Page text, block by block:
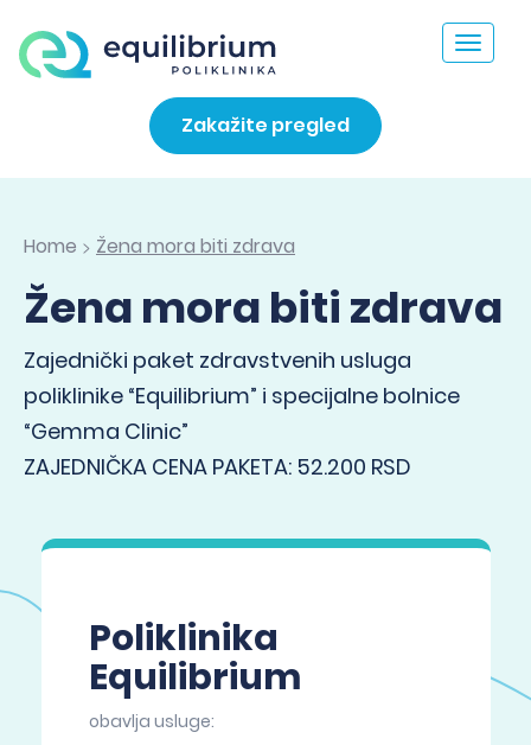
Toggle
Zakažite pregled
Home > Žena mora biti zdrava
Žena mora biti zdrava
Zajednički paket zdravstvenih usluga
poliklinike “Equilibrium” i specijalne bolnice
“Gemma Clinic”
ZAJEDNIČKA CENA PAKETA: 52.200 RSD
Poliklinika
Equilibrium
obavlja usluge: